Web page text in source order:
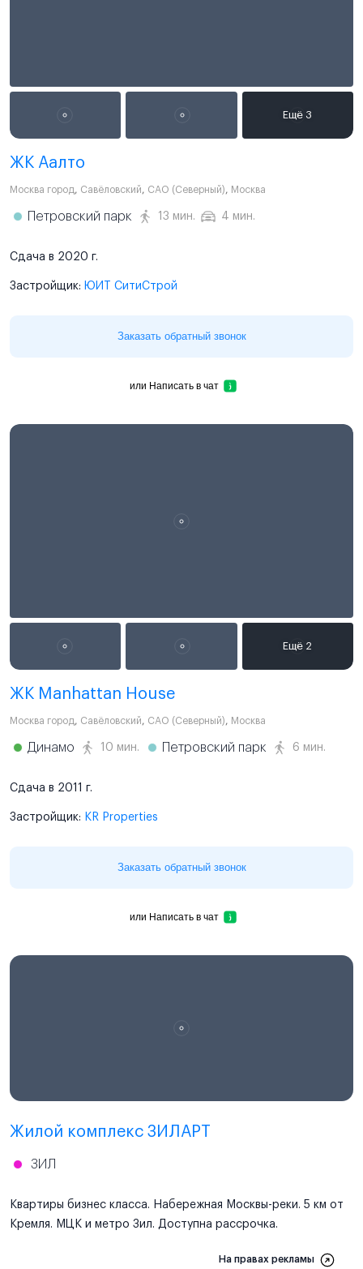
ЖК Аалто
Москва город, Савёловский, САО (Северный), Москва
Петровский парк 13 мин. 4 мин.
Сдача в 2020 г.
Застройщик: ЮИТ СитиСтрой
Заказать обратный звонок
или Написать в чат
ЖК Manhattan House
Москва город, Савёловский, САО (Северный), Москва
Динамо 10 мин. Петровский парк 6 мин.
Сдача в 2011 г.
Застройщик: KR Properties
Заказать обратный звонок
или Написать в чат
Жилой комплекс ЗИЛАРТ
ЗИЛ
Квартиры бизнес класса. Набережная Москвы-реки. 5 км от
Кремля. МЦК и метро Зил. Доступна рассрочка.
На правах рекламы